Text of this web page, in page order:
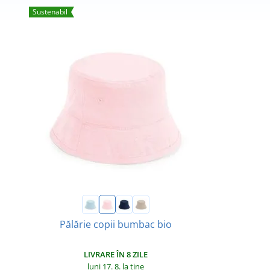
Sustenabil
Pălărie copii bumbac bio
LIVRARE ÎN 8 ZILE
luni 17. 8. la tine